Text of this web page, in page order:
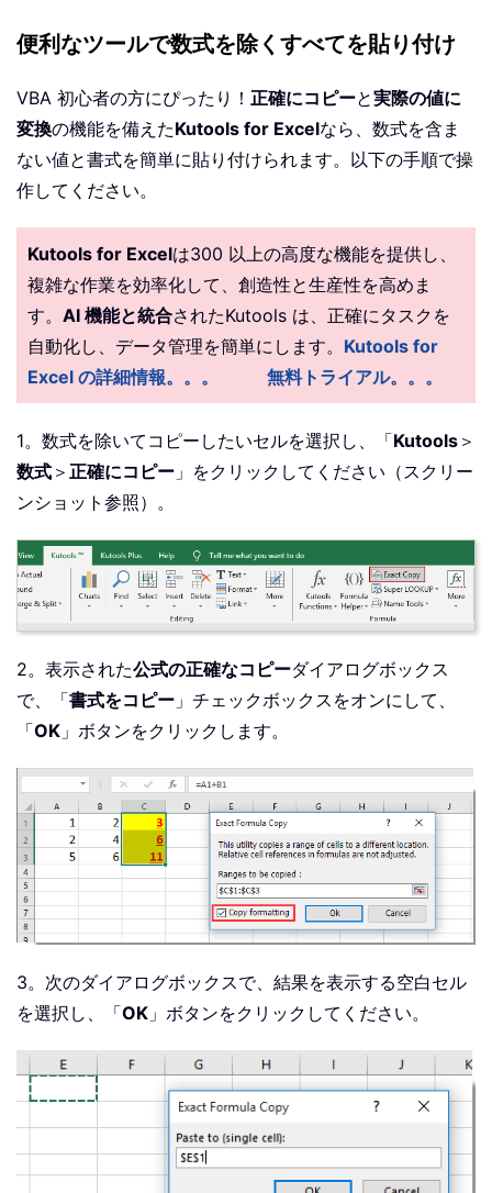
便利なツールで数式を除くすべてを貼り付け
VBA 初心者の方にぴったり！ 正確にコピーと実際の値に
変換の機能を備えたKutools for Excelなら、数式を含ま
ない値と書式を簡単に貼り付けられます。以下の手順で操
作してください。
Kutools for Excelは300 以上の高度な機能を提供し、
複雑な作業を効率化して、創造性と生産性を高めま
す。 AI 機能と統合されたKutools は、正確にタスクを
自動化し、データ管理を簡単にします。 Kutools for
Excel の詳細情報。。。
無料トライアル。。。
1。数式を除いてコピーしたいセルを選択し、「Kutools ＞
数式 ＞ 正確にコピー 」をクリックしてください（スクリー
ンショット参照）。
2。表示された公式の正確なコピーダイアログボックス
で、「書式をコピー 」チェックボックスをオンにして、
「OK 」ボタンをクリックします。
3。次のダイアログボックスで、結果を表示する空白セル
を選択し、「OK 」ボタンをクリックしてください。